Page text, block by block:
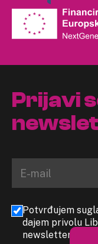
Prijavi
Potvrđujem
dajem privolu
newslettera